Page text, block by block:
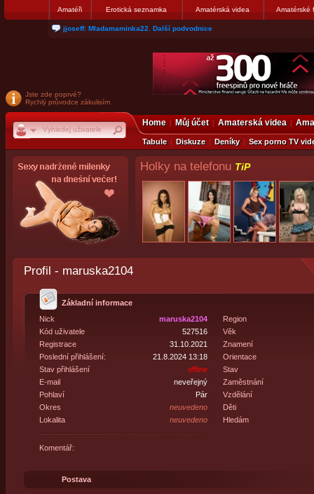
Amatéři Erotická seznamka Amatérská videa Amatérské
matthew007: kuknite moju galerku
Jste zde poprvé?
Rychlý průvodce zákulisím
Home Můj účet Amaterská videa
Tabule Diskuze Deníky Sex porno TV
Holky na telefonu TiP
Profil - maruska2104
Základní informace
Nick
maruska2104
Kód uživatele
527516
Registrace
31.10.2021
Poslední přihlášení:
21.8.2024 13:18
Stav přihlášení
offline
E-mail
neveřejný
Pohlaví
Pár
Okres
neuvedeno
Lokalita
neuvedeno
Region
Věk
Znamení
Orientace
Stav
Zaměstnání
Vzdělání
Děti
Hledám
Komentář:
Postava